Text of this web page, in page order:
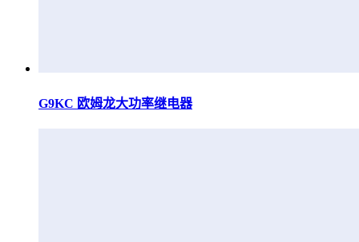
G9KC 欧姆龙大功率继电器